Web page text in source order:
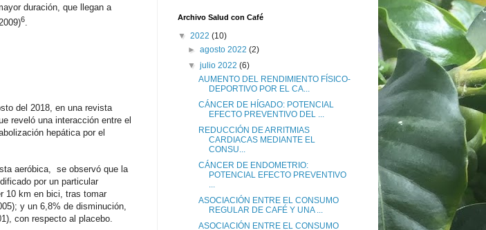
duración, que llegan a
6
del 2018, en una revista
reveló una interacción entre el
hepática por el
aeróbica, se observó que la
por un particular
10 km en bici, tras tomar
; y un 6,8% de disminución,
con respecto al placebo.
Archivo Salud con Café
▼ 2022 (10)
►agosto 2022(2)
▼julio 2022(6)
AUMENTO DEL RENDIMIENTO FÍSICO-
DEPORTIVO POR EL CA...
CÁNCER DE HÍGADO: POTENCIAL
EFECTO PREVENTIVO DEL ...
REDUCCIÓN DE ARRITMIAS
CARDIACAS MEDIANTE EL
CONSU...
CÁNCER DE ENDOMETRIO:
POTENCIAL EFECTO PREVENTIVO
ASOCIACIÓN ENTRE EL CONSUMO
REGULAR DE CAFÉ Y UNA ...
ASOCIACIÓN ENTRE EL CONSUMO